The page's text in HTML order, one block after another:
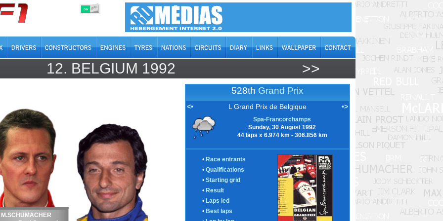
ON OFF
12. BELGIUM 1992 >>
M.SCHUMACHER
528th Grand Prix
<• L Grand Prix de Belgique •>
Spa-Francorchamps
Sunday, 30 August 1992
44 laps x 6.974 km - 306.856 km
• Race entrants
• Qualifications
• Starting grid
• Result
• Laps led
• Best laps